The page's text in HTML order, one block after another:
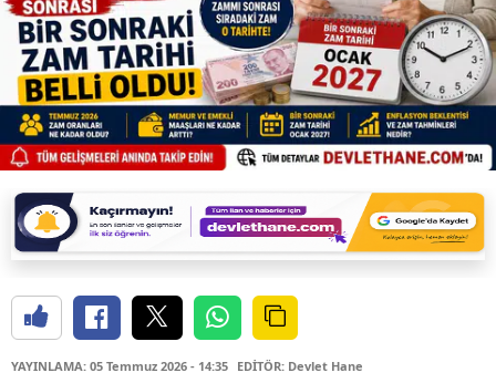
YAYINLAMA: 05 Temmuz 2026 - 14:35 EDİTÖR: Devlet Hane